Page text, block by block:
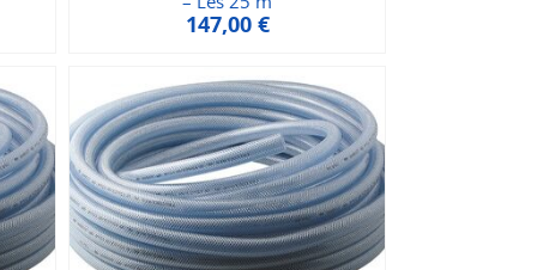
147,00 €